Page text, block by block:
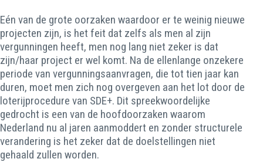
Eén van de grote oorzaken waardoor er te weinig nieuwe
projecten zijn, is het feit dat zelfs als men al zijn
vergunningen heeft, men nog lang niet zeker is dat
zijn/haar project er wel komt. Na de ellenlange onzekere
periode van vergunningsaanvragen, die tot tien jaar kan
duren, moet men zich nog overgeven aan het lot door de
loterijprocedure van SDE+. Dit spreekwoordelijke
gedrocht is een van de hoofdoorzaken waarom
Nederland nu al jaren aanmoddert en zonder structurele
verandering is het zeker dat de doelstellingen niet
gehaald zullen worden.